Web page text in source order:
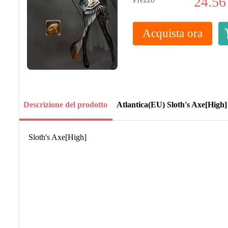
Acquista ora
Descrizione del prodotto Atlantica(EU) Sloth's Axe[High]
Sloth's Axe[High]